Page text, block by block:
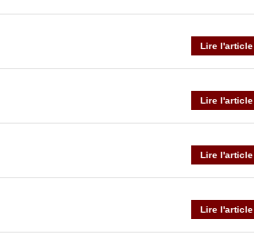
Lire l'article
Lire l'article
Lire l'article
Lire l'article